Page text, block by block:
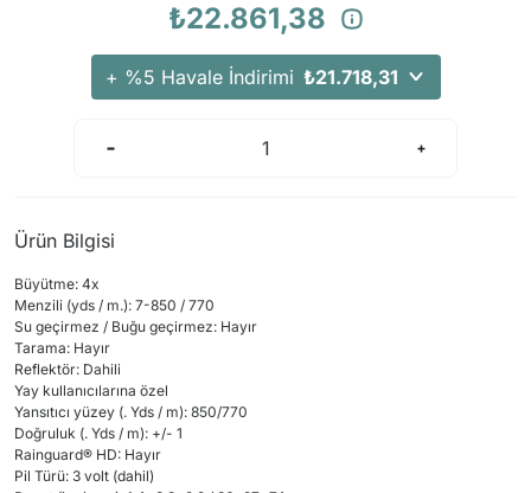
₺22.861,38
+ %5 Havale İndirimi ₺21.718,31
Ürün Bilgisi
Büyütme: 4x
Menzili (yds / m.): 7-850 / 770
Su geçirmez / Buğu geçirmez: Hayır
Tarama: Hayır
Reflektör: Dahili
Yay kullanıcılarına özel
Yansıtıcı yüzey (. Yds / m): 850/770
Doğruluk (. Yds / m): +/- 1
Rainguard® HD: Hayır
Pil Türü: 3 volt (dahil)